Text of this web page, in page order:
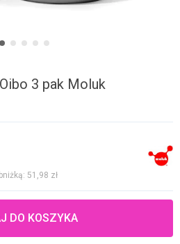
3 pak Moluk
51,98 zł
DO KOSZYKA